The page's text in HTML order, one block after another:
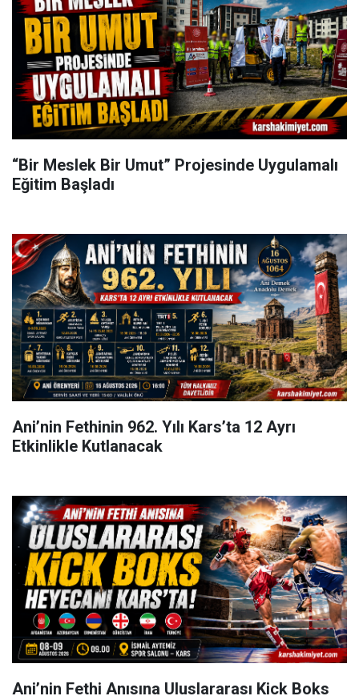
“Bir Meslek Bir Umut” Projesinde Uygulamalı
Eğitim Başladı
Ani’nin Fethinin 962. Yılı Kars’ta 12 Ayrı
Etkinlikle Kutlanacak
Ani’nin Fethi Anısına Uluslararası Kick Boks